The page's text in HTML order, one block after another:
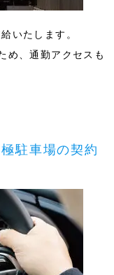
いたします。
め、通勤アクセスも
駐車場の契約